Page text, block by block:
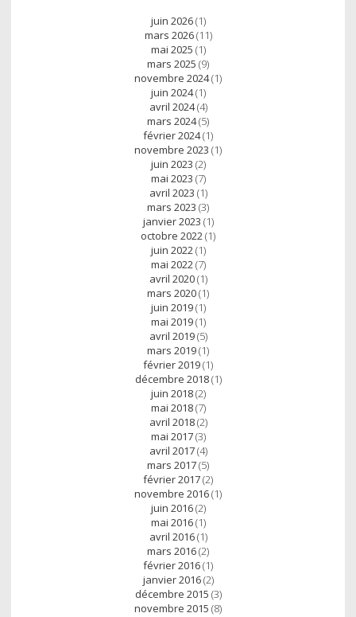
juin 2026(1)
mars 2026(11)
mai 2025 (1)
mars 2025 (9)
novembre 2024(1)
juin 2024(1)
avril 2024(4)
mars 2024(5)
février 2024(1)
novembre 2023 (1)
juin 2023 (2)
mai 2023 (7)
avril 2023 (1)
mars 2023 (3)
janvier 2023 (1)
octobre 2022(1)
juin 2022(1)
mai 2022(7)
avril 2020(1)
mars 2020(1)
juin 2019(1)
mai 2019(1)
avril 2019(5)
mars 2019(1)
février 2019(1)
décembre 2018(1)
juin 2018(2)
mai 2018(7)
avril 2018(2)
mai 2017(3)
avril 2017(4)
mars 2017(5)
février 2017(2)
novembre 2016(1)
juin 2016(2)
mai 2016(1)
avril 2016(1)
mars 2016(2)
février 2016(1)
janvier 2016(2)
décembre 2015 (3)
novembre 2015 (8)